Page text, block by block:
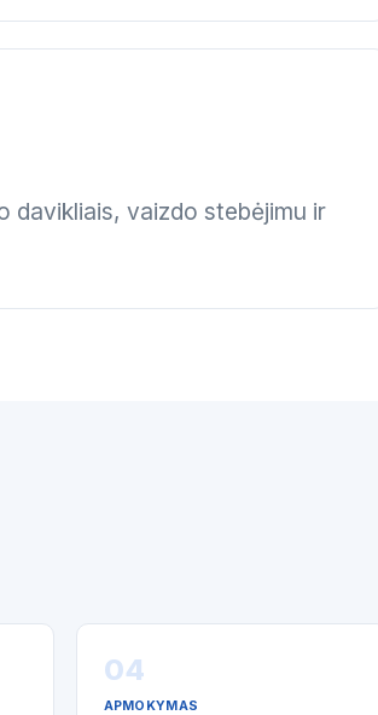
davikliais, vaizdo stebėjimu ir
APMOKYMAS